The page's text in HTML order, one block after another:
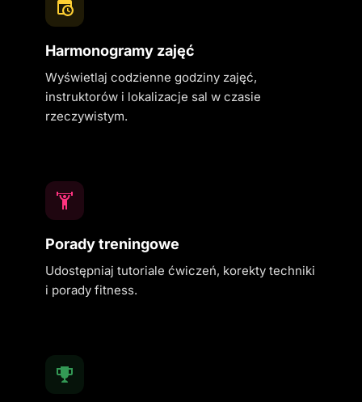
Harmonogramy zajęć
Wyświetlaj codzienne godziny zajęć,
instruktorów i lokalizacje sal w czasie
rzeczywistym.
Porady treningowe
Udostępniaj tutoriale ćwiczeń, korekty techniki
i porady fitness.